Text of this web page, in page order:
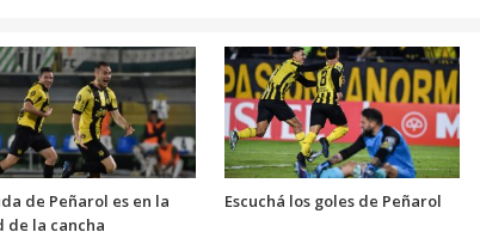
de Peñarol es en la
de la cancha
Escuchá los goles de Peñarol